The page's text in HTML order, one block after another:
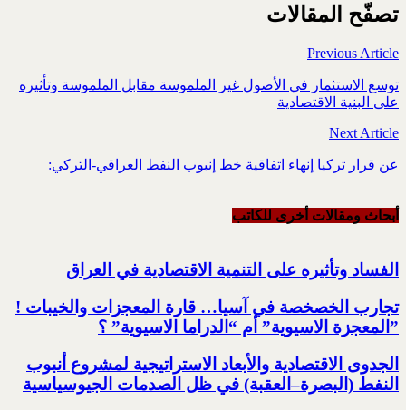
تصفّح المقالات
Previous Article
توسع الاستثمار في الأصول غير الملموسة مقابل الملموسة وتأثيره
على ‏البنية الاقتصادية
Next Article
عن قرار تركيا إنهاء اتفاقية خط إنبوب النفط العراقي-التركي‎:‎
أبحاث ومقالات أخرى للکاتب
الفساد وتأثيره على التنمية الاقتصادية في العراق
تجارب الخصخصة في آسيا… قارة المعجزات والخيبات !‏
‏”المعجزة الاسيوية” أم “الدراما الاسيوية” ؟‏
الجدوى الاقتصادية والأبعاد الاستراتيجية لمشروع أنبوب
النفط (البصرة–العقبة) ‏في ظل الصدمات الجيوسياسية